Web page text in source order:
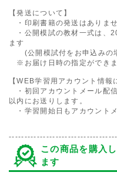
【発送について】
・印刷書籍の発送はありませ
・公開模試の教材一式は、
ます
(公開模試付をお申込みの
※お届け日時の指定ができま
【WEB学習用アカウント情報
・初回アカウントメール配
以内にお送りします。
・学習開始日もアカウント
この商品を購入
ます